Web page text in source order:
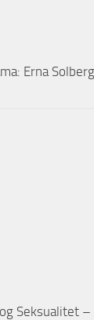
Erna
Seksualitet –